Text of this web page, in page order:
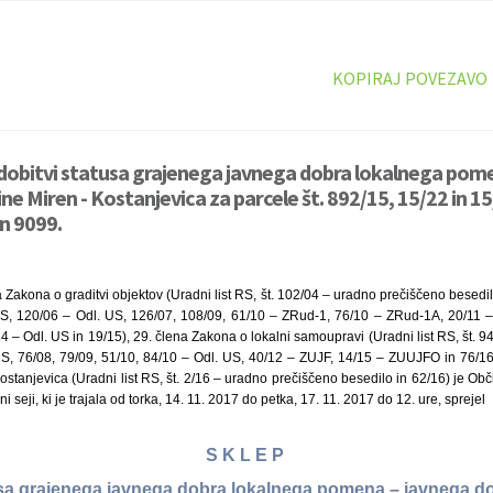
KOPIRAJ POVEZAVO
statusa grajenega javnega dobra lokalnega
Miren - Kostanjevica za parcele št. 892/15, 15/22 in
9099.
o graditvi objektov (Uradni list RS, št. 102/04 – uradno prečiščeno
120/06 – Odl. US, 126/07, 108/09, 61/10 – ZRud-1, 76/10 – ZRud-1A, 20/11
– Odl. US in 19/15), 29. člena Zakona o lokalni samoupravi (Uradni list RS, št.
76/08, 79/09, 51/10, 84/10 – Odl. US, 40/12 – ZUJF, 14/15 – ZUUJFO in 76/
(Uradni list RS, št. 2/16 – uradno prečiščeno besedilo in 62/16) je
seji, ki je trajala od torka, 14. 11. 2017 do petka, 17. 11. 2017 do 12. ure, sprejel
S K L E P